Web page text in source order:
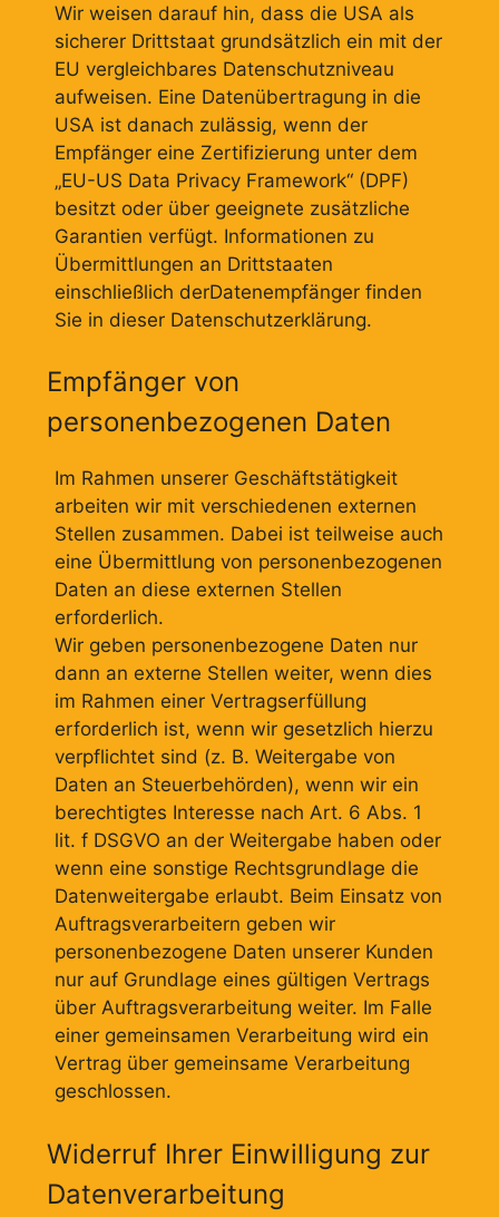
Wir weisen darauf hin, dass die USA als
sicherer Drittstaat grundsätzlich ein mit der
EU vergleichbares Datenschutzniveau
aufweisen. Eine Datenübertragung in die
USA ist danach zulässig, wenn der
Empfänger eine Zertifizierung unter dem
„EU-US Data Privacy Framework“ (DPF)
besitzt oder über geeignete zusätzliche
Garantien verfügt. Informationen zu
Übermittlungen an Drittstaaten
einschließlich derDatenempfänger finden
Sie in dieser Datenschutzerklärung.
Empfänger von
personenbezogenen Daten
Im Rahmen unserer Geschäftstätigkeit
arbeiten wir mit verschiedenen externen
Stellen zusammen. Dabei ist teilweise auch
eine Übermittlung von personenbezogenen
Daten an diese externen Stellen
erforderlich.
Wir geben personenbezogene Daten nur
dann an externe Stellen weiter, wenn dies
im Rahmen einer Vertragserfüllung
erforderlich ist, wenn wir gesetzlich hierzu
verpflichtet sind (z. B. Weitergabe von
Daten an Steuerbehörden), wenn wir ein
berechtigtes Interesse nach Art. 6 Abs. 1
lit. f DSGVO an der Weitergabe haben oder
wenn eine sonstige Rechtsgrundlage die
Datenweitergabe erlaubt. Beim Einsatz von
Auftragsverarbeitern geben wir
personenbezogene Daten unserer Kunden
nur auf Grundlage eines gültigen Vertrags
über Auftragsverarbeitung weiter. Im Falle
einer gemeinsamen Verarbeitung wird ein
Vertrag über gemeinsame Verarbeitung
geschlossen.
Widerruf Ihrer Einwilligung zur
Datenverarbeitung